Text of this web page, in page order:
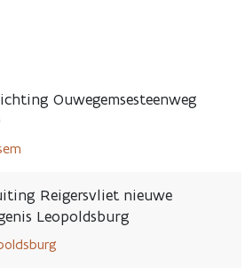
Ouwegemsesteenweg
Reigersvliet nieuwe
Leopoldsburg